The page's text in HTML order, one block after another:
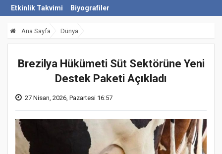
Etkinlik Takvimi
Biyografiler
Ana Sayfa Dünya
Brezilya Hükümeti Süt Sektörüne Yeni
Destek Paketi Açıkladı
27 Nisan, 2026, Pazartesi 16:57